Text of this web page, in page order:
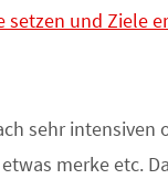
setzen und Ziele
sehr intensiven
merke etc.